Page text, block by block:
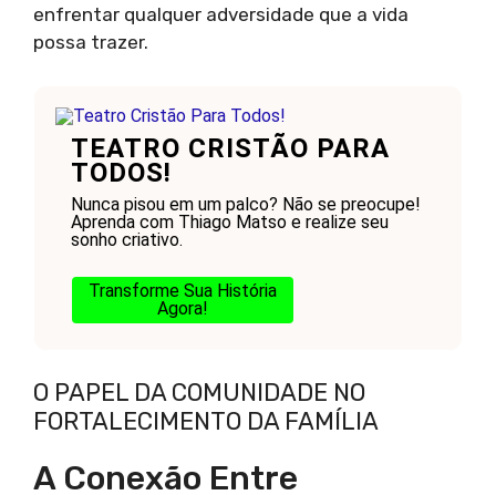
enfrentar qualquer adversidade que a vida
possa trazer.
TEATRO CRISTÃO PARA
TODOS!
Nunca pisou em um palco? Não se preocupe!
Aprenda com Thiago Matso e realize seu
sonho criativo.
Transforme Sua História
Agora!
O PAPEL DA COMUNIDADE NO
FORTALECIMENTO DA FAMÍLIA
A Conexão Entre